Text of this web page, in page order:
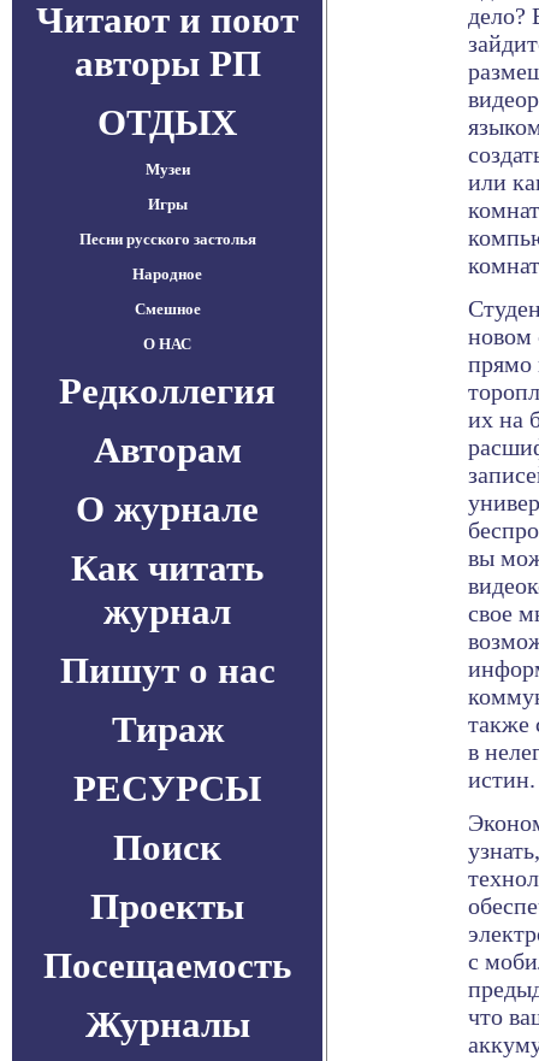
Читают и поют
авторы РП
ОТДЫХ
Музеи
Игры
Песни русского застолья
Народное
Смешное
О НАС
Редколлегия
Авторам
О журнале
Как читать
журнал
Пишут о нас
Тираж
РЕСУРСЫ
Поиск
Проекты
Посещаемость
Журналы
или
новом
прямо
их на
вы
свое
также
в
истин.
с
что